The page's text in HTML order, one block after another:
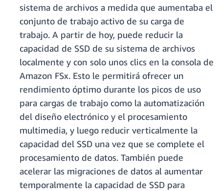
sistema de archivos a medida que aumentaba el
conjunto de trabajo activo de su carga de
trabajo. A partir de hoy, puede reducir la
capacidad de SSD de su sistema de archivos
localmente y con solo unos clics en la consola de
Amazon FSx. Esto le permitirá ofrecer un
rendimiento óptimo durante los picos de uso
para cargas de trabajo como la automatización
del diseño electrónico y el procesamiento
multimedia, y luego reducir verticalmente la
capacidad del SSD una vez que se complete el
procesamiento de datos. También puede
acelerar las migraciones de datos al aumentar
temporalmente la capacidad de SSD para